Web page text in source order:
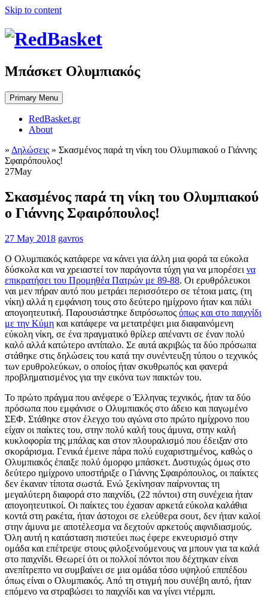
Skip to content
Μπάσκετ Ολυμπιακός
Primary Menu
RedBasket.gr
About
» Δηλώσεις » Σκασμένος παρά τη νίκη του Ολυμπιακού ο Γιάννης
Σφαιρόπουλος!
27May
Σκασμένος παρά τη νίκη του Ολυμπιακού
ο Γιάννης Σφαιρόπουλος!
27 May 2018 gavros
Ο Ολυμπιακός κατάφερε να κάνει για άλλη μια φορά τα εύκολα
δύσκολα και να χρειαστεί τον παράγοντα τύχη για να μπορέσει να
επικρατήσει του Προμηθέα Πατρών με 89-88. Οι ερυθρόλευκοι
ναι μεν πήραν αυτό που μετράει περισσότερο σε τέτοια ματς, (τη
νίκη) αλλά η εμφάνιση τους στο δεύτερο ημίχρονο ήταν και πάλι
απογοητευτική. Παρουσιάστηκε διπρόσωπος όπως και στο παιχνίδι
με την Κύμη και κατάφερε να μετατρέψει μια διαφαινόμενη
εύκολη νίκη, σε ένα πραγματικό θρίλερ απέναντι σε έναν πολύ
καλό αλλά κατώτερο αντίπαλο. Σε αυτά ακριβώς τα δύο πρόσωπα
στάθηκε στις δηλώσεις του κατά την συνέντευξη τύπου ο τεχνικός
των ερυθρολεύκων, ο οποίος ήταν σκυθρωπός και φανερά
προβληματισμένος για την εικόνα των παικτών του.
Το πρώτο πράγμα που ανέφερε ο Έλληνας τεχνικός, ήταν τα δύο
πρόσωπα που εμφάνισε ο Ολυμπιακός στο άδειο και παγωμένο
ΣΕΦ. Στάθηκε στον έλεγχο του αγώνα στο πρώτο ημίχρονο που
είχαν οι παίκτες του, στην πολύ καλή τους άμυνα, στην καλή
κυκλοφορία της μπάλας και στον πλουραλισμό που έδειξαν στο
σκοράρισμα. Γενικά έμεινε πάρα πολύ ευχαριστημένος, καθώς ο
Ολυμπιακός έπαιξε πολύ όμορφο μπάσκετ. Δυστυχώς όμως στο
δεύτερο ημίχρονο υποστήριξε ο Γιάννης Σφαιρόπουλος, οι παίκτες
δεν έκαναν τίποτα σωστά. Ενώ ξεκίνησαν παίρνοντας τη
μεγαλύτερη διαφορά στο παιχνίδι, (22 πόντοι) στη συνέχεια ήταν
απογοητευτικοί. Οι παίκτες του έχασαν αρκετά εύκολα καλάθια
κοντά στη ρακέτα, ήταν άστοχοι σε ελεύθερα σουτ, δεν ήταν καλοί
στην άμυνα με αποτέλεσμα να δεχτούν αρκετούς αιφνιδιασμούς.
Όλη αυτή η κατάσταση πιστεύει πως έφερε εκνευρισμό στην
ομάδα και επέτρεψε στους φιλοξενούμενους να μπουν για τα καλά
στο παιχνίδι. Θεωρεί ότι οι πολλοί πόντοι που δέχτηκαν είναι
ανεπίτρεπτο να συμβαίνει σε μια ομάδα τόσο υψηλού επιπέδου
όπως είναι ο Ολυμπιακός. Από τη στιγμή που συνέβη αυτό, ήταν
επόμενο να στραβώσει το παιχνίδι και να γίνει ντέρμπι.